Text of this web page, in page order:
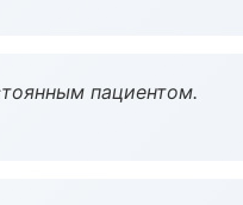
пациентом.